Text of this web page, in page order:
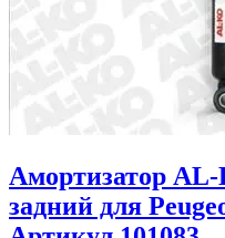
Амортизатор
задний для